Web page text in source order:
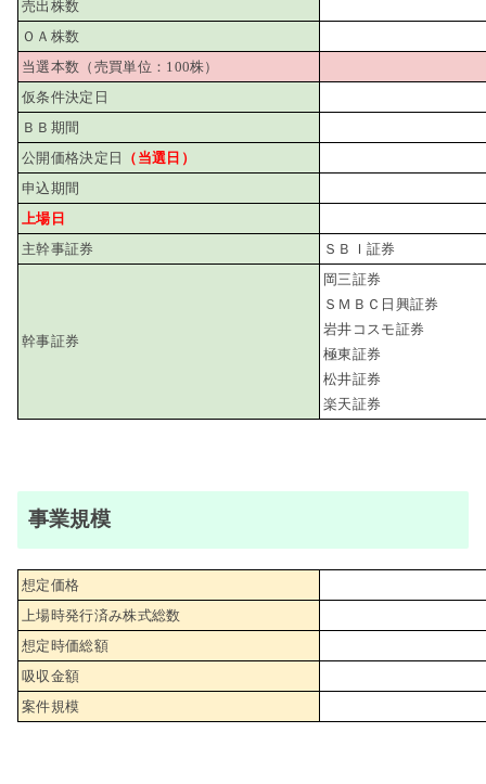
売出株数
ＯＡ株数
当選本数（売買単位：100株）
仮条件決定日
ＢＢ期間
公開価格決定日
（当選日）
申込期間
上場日
主幹事証券
ＳＢＩ証券
幹事証券
岡三証券
ＳＭＢＣ日興証券
岩井コスモ証券
極東証券
松井証券
楽天証券
事業規模
想定価格
上場時発行済み株式総数
想定時価総額
吸収金額
案件規模